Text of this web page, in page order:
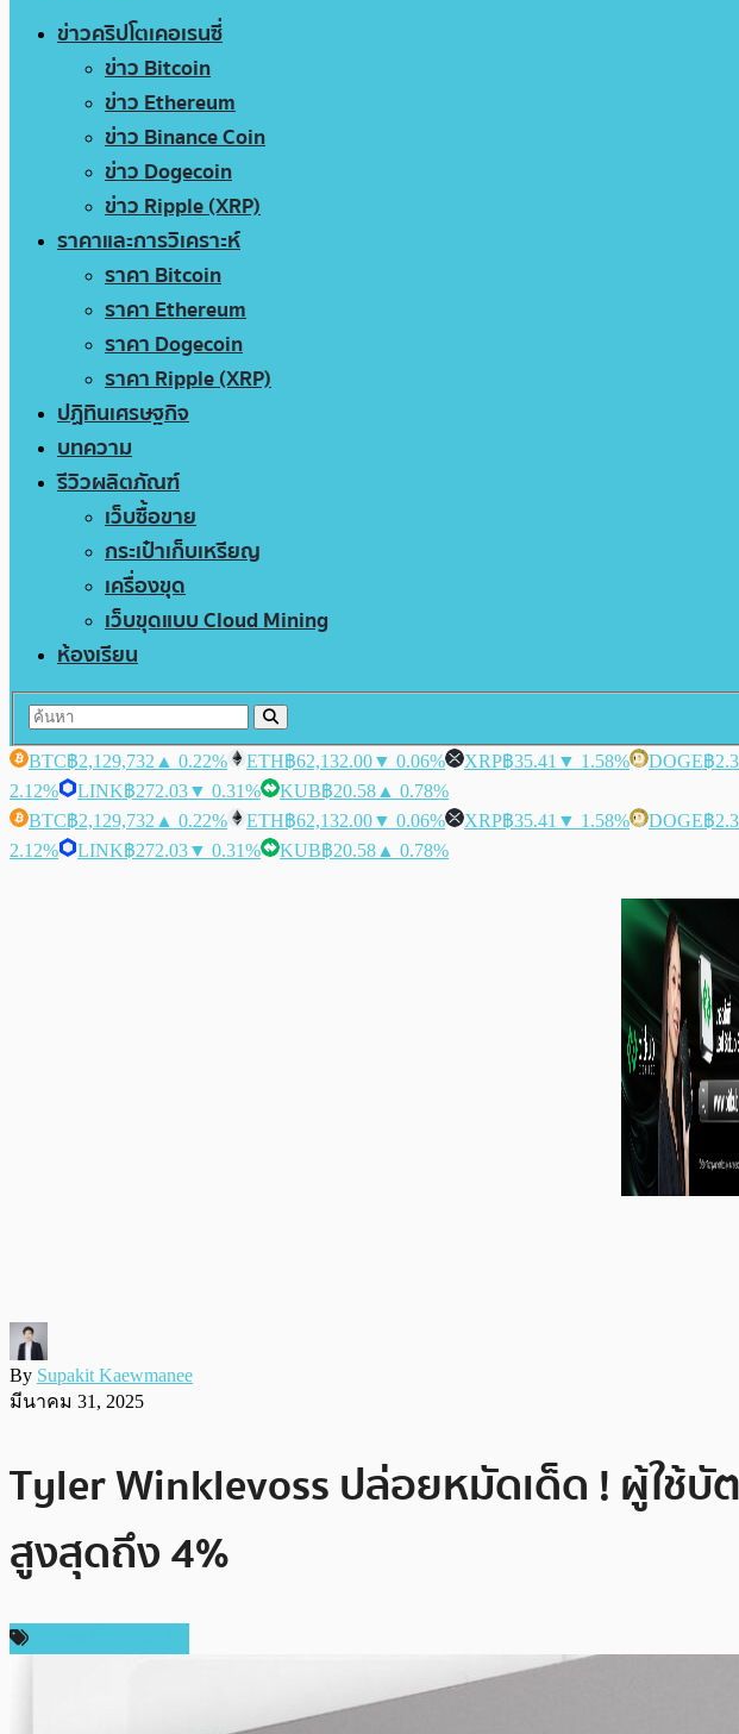
ข่าวคริปโตเคอเรนซี่
ข่าว Bitcoin
ข่าว Ethereum
ข่าว Binance Coin
ข่าว Dogecoin
ข่าว Ripple (XRP)
ราคาและการวิเคราะห์
ราคา Bitcoin
ราคา Ethereum
ราคา Dogecoin
ราคา Ripple (XRP)
ปฏิทินเศรษฐกิจ
บทความ
รีวิวผลิตภัณฑ์
เว็บซื้อขาย
กระเป๋าเก็บเหรียญ
เครื่องขุด
เว็บขุดแบบ Cloud Mining
ห้องเรียน
BTC฿2,129,732 ▲ 0.22% ETH฿62,132.00▼ 0.06% XRP฿35.41 ▼ 1.58% DOGE฿
2.12%
LINK฿272.03▼ 0.31% KUB฿20.58 ▲ 0.78%
BTC฿2,129,732 ▲ 0.22% ETH฿62,132.00▼ 0.06% XRP฿35.41 ▼ 1.58% DOGE฿
2.12%
LINK฿272.03▼ 0.31% KUB฿20.58 ▲ 0.78%
By Supakit Kaewmanee
มีนาคม 31, 2025
Tyler Winklevoss ปล่อยหมัดเด็ด ! ผู้ใช้บั
สูงสุดถึง 4%